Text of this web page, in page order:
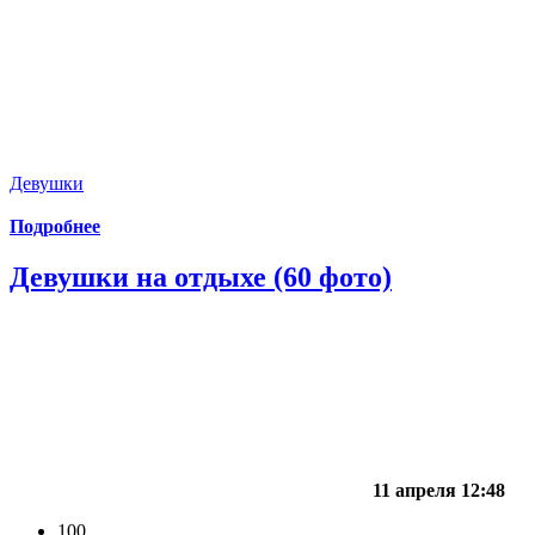
Девушки
Подробнее
Девушки на отдыхе (60 фото)
11 апреля 12:48